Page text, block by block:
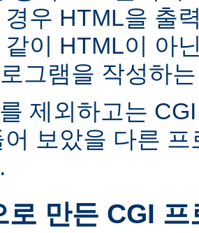
경우 HTML을 출
같이 HTML이 아
그램을 작성하
제외하고는
어 보았을 다른
로 만든 CGI 프